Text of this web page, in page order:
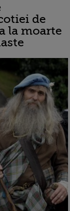
de
la moarte